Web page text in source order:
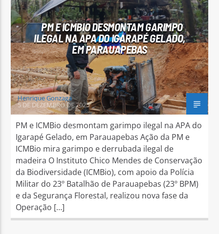
Arara Azul FM
PM E ICMBIO DESMONTAM GARIMPO
ILEGAL NA APA DO IGARAPÉ GELADO,
EM PARAUAPEBAS
Henrique Gonzaga
5 DE DEZEMBRO DE 2025
PM e ICMBio desmontam garimpo ilegal na APA do
Igarapé Gelado, em Parauapebas Ação da PM e
ICMBio mira garimpo e derrubada ilegal de
madeira O Instituto Chico Mendes de Conservação
da Biodiversidade (ICMBio), com apoio da Polícia
Militar do 23º Batalhão de Parauapebas (23º BPM)
e da Segurança Florestal, realizou nova fase da
Operação […]